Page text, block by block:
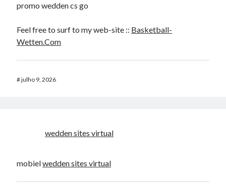
promo wedden cs go
Feel free to surf to my web-site :: Basketball-
Wetten.Com
#julho 9, 2026
wedden sites virtual
mobielwedden sites virtual